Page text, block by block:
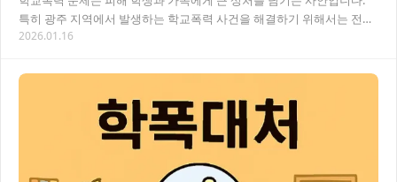
특히 광주 지역에서 발생하는 학교폭력 사건을 해결하기 위해서는 전문
적인 법률 조언이 필요한 경우가 많습니다. 이…
2026.01.16